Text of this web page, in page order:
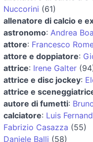
Nuccorini (61)
allenatore di calcio e
astronomo: Andrea
attore: Francesco
attore e doppiatore:
attrice: Irene Galter
attrice e disc jockey:
attrice e
autore di fumetti:
calciatore: Luis
Fabrizio Casazza (55)
Daniele Balli (58)